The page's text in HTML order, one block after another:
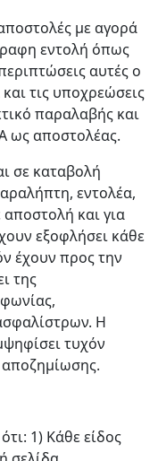
με αγορά
εντολή όπως
αυτές ο
τις υποχρεώσεις
παραλαβής και
ως αποστολέας.
σε καταβολή
εντολέα,
και για
εξοφλήσει κάθε
έχουν προς την
της
Η
τυχόν
1) Κάθε είδος